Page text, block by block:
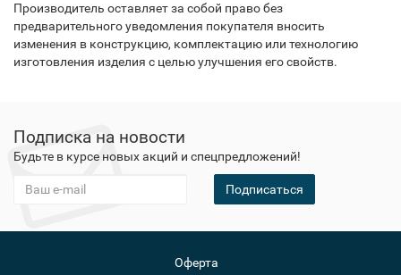
Производитель оставляет за собой право без
предварительного уведомления покупателя вносить
изменения в конструкцию, комплектацию или технологию
изготовления изделия с целью улучшения его свойств.
Подписка на новости
Будьте в курсе новых акций и спецпредложений!
Подписаться
Оферта